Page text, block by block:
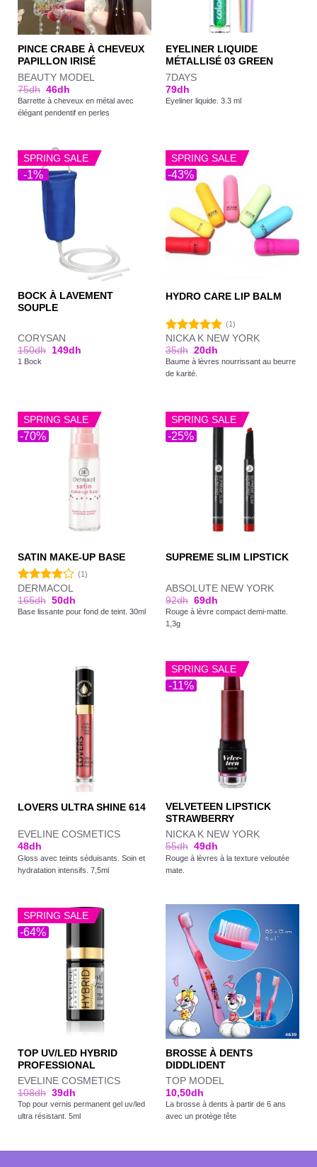
PINCE CRABE À CHEVEUX
PAPILLON IRISÉ
BEAUTY MODEL
75dh 46dh
Barrette à cheveux en métal avec
élégant pendentif en perles
EYELINER LIQUIDE
MÉTALLISÉ 03 GREEN
7DAYS
79dh
Eyeliner liquide. 3.3 ml
-1%
SPRING SALE
BOCK À LAVEMENT
SOUPLE
CORYSAN
150dh 149dh
1 Bock
-43%
SPRING SALE
HYDRO CARE LIP BALM
Note5.00
sur 5
(1)
NICKA K NEW YORK
35dh 20dh
Baume à lèvres nourrissant au beurre
de karité.
-70%
SPRING SALE
SATIN MAKE-UP BASE
Note
4.00sur
5
(1)
DERMACOL
165dh 50dh
Base lissante pour fond de teint. 30ml
-25%
SPRING SALE
SUPREME SLIM LIPSTICK
ABSOLUTE NEW YORK
92dh 69dh
Rouge à lèvre compact demi-matte.
1,3g
LOVERS ULTRA SHINE 614
EVELINE COSMETICS
48dh
Gloss avec teints séduisants. Soin et
hydratation intensifs. 7,5ml
-11%
SPRING SALE
VELVETEEN LIPSTICK
STRAWBERRY
NICKA K NEW YORK
55dh 49dh
Rouge à lèvres à la texture veloutée
mate.
-64%
SPRING SALE
TOP UV/LED HYBRID
PROFESSIONAL
EVELINE COSMETICS
108dh 39dh
Top pour vernis permanent gel uv/led
ultra résistant. 5ml
BROSSE À DENTS
DIDDLIDENT
TOP MODEL
10,50dh
La brosse à dents à partir de 6 ans
avec un protège tête